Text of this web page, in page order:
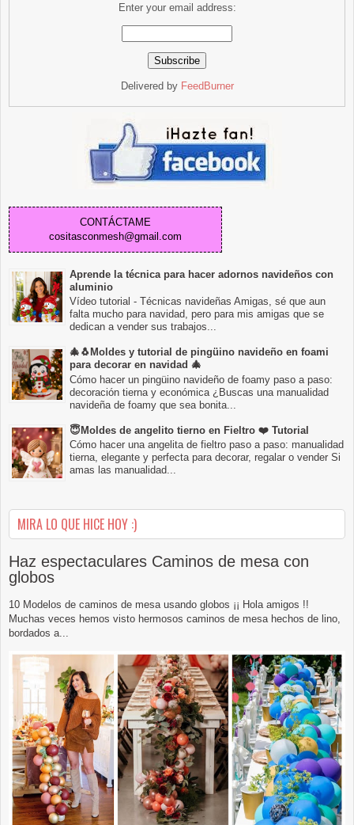
Enter your email address:
Delivered by FeedBurner
CONTÁCTAME
cositasconmesh@gmail.com
Aprende la técnica para hacer adornos navideños con
aluminio
Vídeo tutorial - Técnicas navideñas Amigas, sé que aun
falta mucho para navidad, pero para mis amigas que se
dedican a vender sus trabajos...
🎄🐧Moldes y tutorial de pingüino navideño en foami
para decorar en navidad 🎄
Cómo hacer un pingüino navideño de foamy paso a paso:
decoración tierna y económica ¿Buscas una manualidad
navideña de foamy que sea bonita...
😇Moldes de angelito tierno en Fieltro ❤️ Tutorial
Cómo hacer una angelita de fieltro paso a paso: manualidad
tierna, elegante y perfecta para decorar, regalar o vender Si
amas las manualidad...
MIRA LO QUE HICE HOY :)
Haz espectaculares Caminos de mesa con
globos
10 Modelos de caminos de mesa usando globos ¡¡ Hola amigos !!
Muchas veces hemos visto hermosos caminos de mesa hechos de lino,
bordados a...